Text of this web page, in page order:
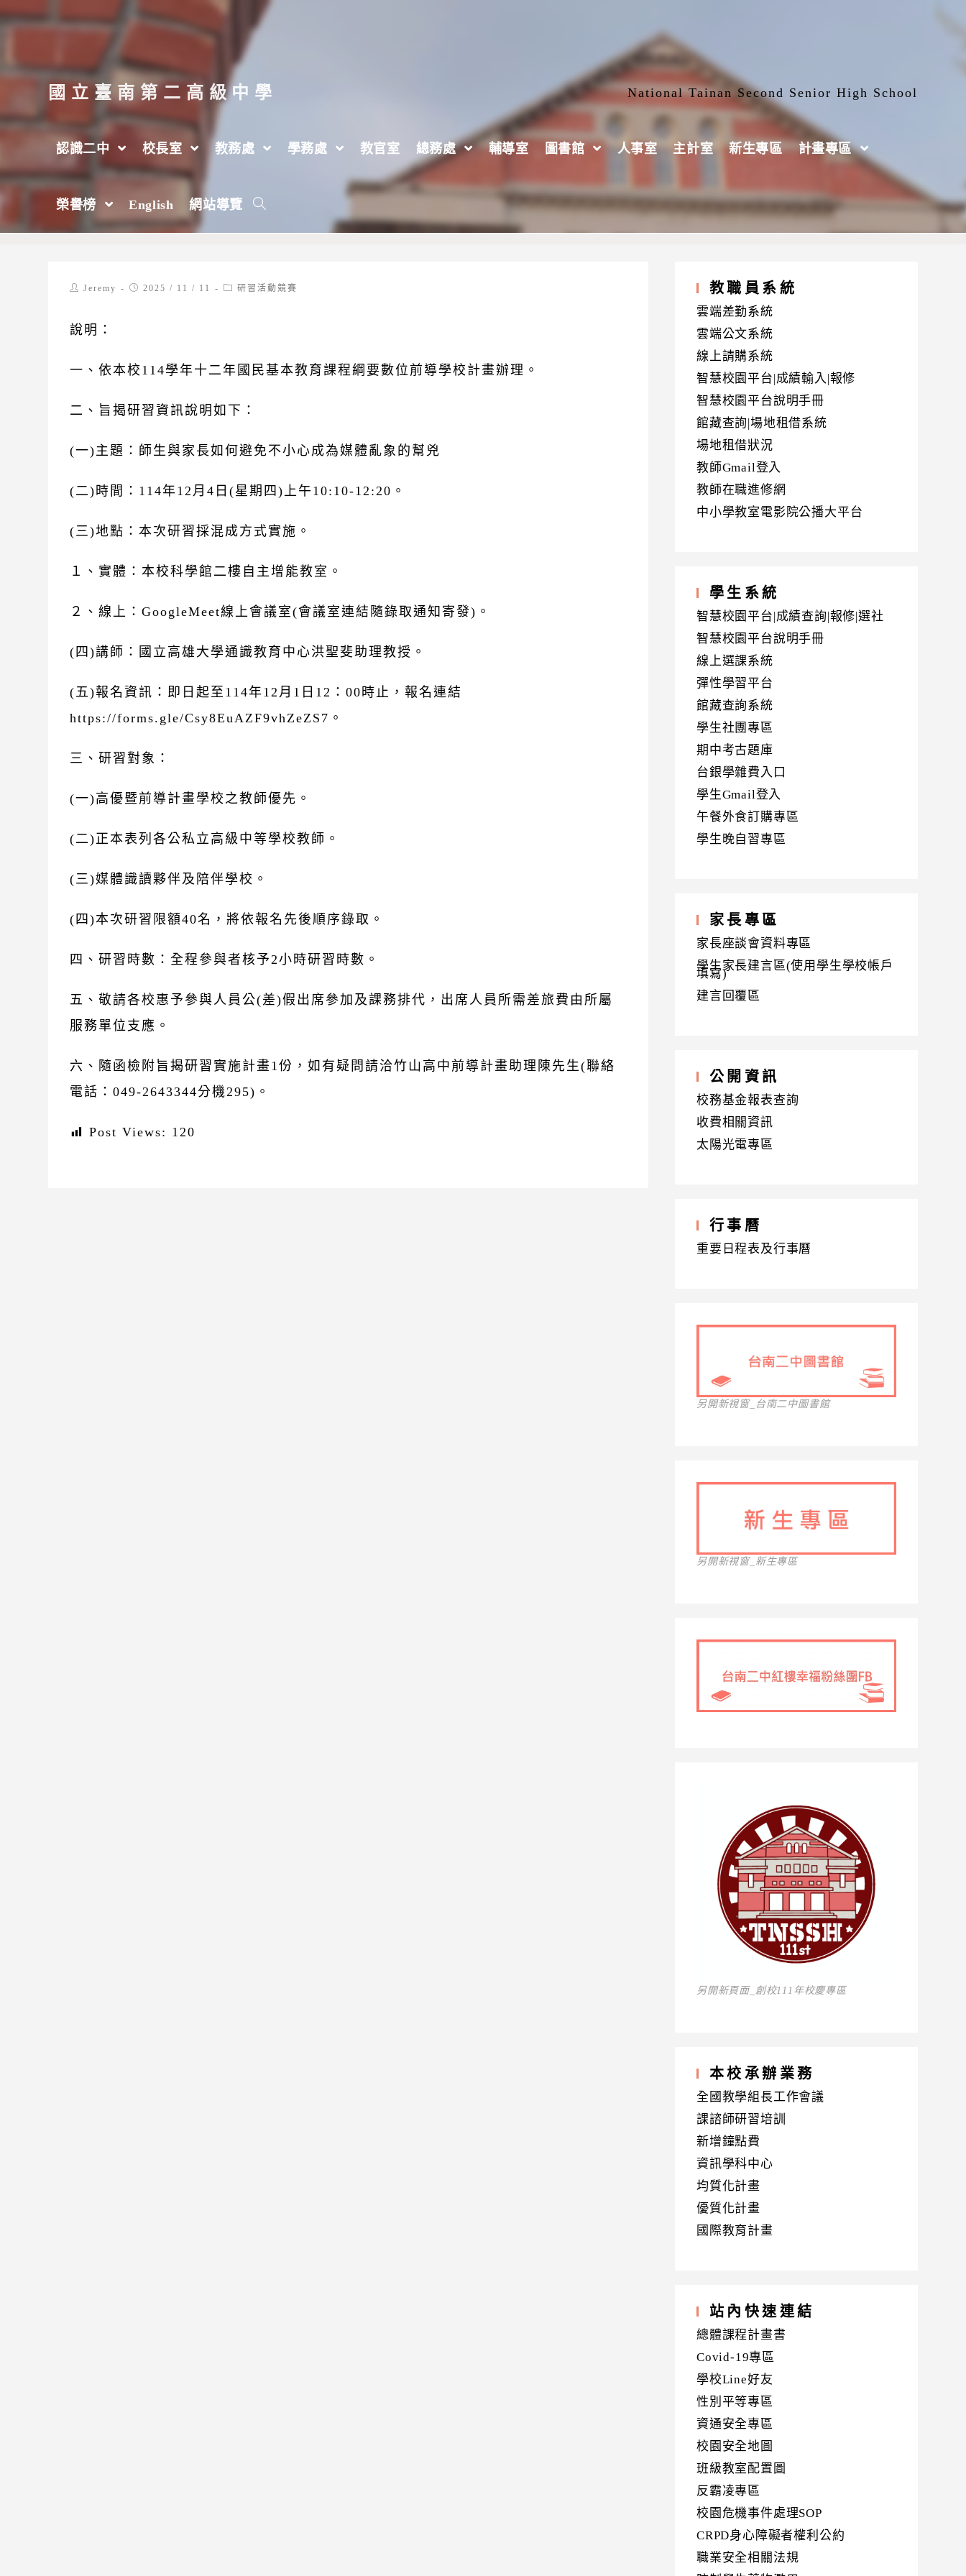
跳
至
要
內
容
國立臺南第二高級中學 National Tainan Second Senior High School
認識二中 校長室 教務處 學務處 教官室 總務處 輔導室 圖書館 人事室 主計室 新生專區 計畫專區
榮譽榜 English 網站導覽
國立竹山高級中學辦理「媒體素養教育」教師增能研習
2025 年 > 11 月 > 11 日
PostJeremy
Post2025 / 11 / 11
Post研習活動競賽
說明：
一、依本校114學年十二年國民基本教育課程綱要數位前導學校計畫辦理。
二、旨揭研習資訊說明如下：
(一)主題：師生與家長如何避免不小心成為媒體亂象的幫兇
(二)時間：114年12月4日(星期四)上午10:10-12:20。
(三)地點：本次研習採混成方式實施。
１、實體：本校科學館二樓自主增能教室。
２、線上：GoogleMeet線上會議室(會議室連結隨錄取通知寄發)。
(四)講師：國立高雄大學通識教育中心洪聖斐助理教授。
(五)報名資訊：即日起至114年12月1日12：00時止，報名連結
https://forms.gle/Csy8EuAZF9vhZeZS7。
三、研習對象：
(一)高優暨前導計畫學校之教師優先。
(二)正本表列各公私立高級中等學校教師。
(三)媒體識讀夥伴及陪伴學校。
(四)本次研習限額40名，將依報名先後順序錄取。
四、研習時數：全程參與者核予2小時研習時數。
五、敬請各校惠予參與人員公(差)假出席參加及課務排代，出席人員所需差旅費由所屬
服務單位支應。
六、隨函檢附旨揭研習實施計畫1份，如有疑問請洽竹山高中前導計畫助理陳先生(聯絡
電話：049-2643344分機295)。
Post Views: 120
教職員系統
雲端差勤系統
雲端公文系統
線上請購系統
智慧校園平台|成績輸入|報修
智慧校園平台說明手冊
館藏查詢|場地租借系統
場地租借狀況
教師Gmail登入
教師在職進修網
中小學教室電影院公播大平台
學生系統
智慧校園平台|成績查詢|報修|選社
智慧校園平台說明手冊
線上選課系統
彈性學習平台
館藏查詢系統
學生社團專區
期中考古題庫
台銀學雜費入口
學生Gmail登入
午餐外食訂購專區
學生晚自習專區
家長專區
家長座談會資料專區
學生家長建言區(使用學生學校帳戶
填寫)
建言回覆區
公開資訊
校務基金報表查詢
收費相關資訊
太陽光電專區
行事曆
重要日程表及行事曆
另開新視窗_台南二中圖書館
另開新視窗_新生專區
另開新頁面_創校111年校慶專區
本校承辦業務
全國教學組長工作會議
課諮師研習培訓
新增鐘點費
資訊學科中心
均質化計畫
優質化計畫
國際教育計畫
站內快速連結
總體課程計畫書
Covid-19專區
學校Line好友
性別平等專區
資通安全專區
校園安全地圖
班級教室配置圖
反霸凌專區
校園危機事件處理SOP
CRPD身心障礙者權利公約
職業安全相關法規